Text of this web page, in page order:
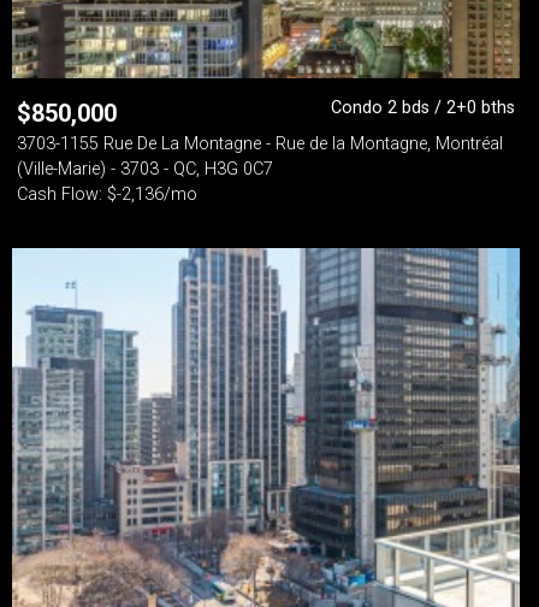
$850,000
Condo 2 bds / 2+0 bths
3703-1155 Rue De La Montagne - Rue de la Montagne, Montréal
(Ville-Marie) - 3703 - QC, H3G 0C7
Cash Flow: $-2,136/mo